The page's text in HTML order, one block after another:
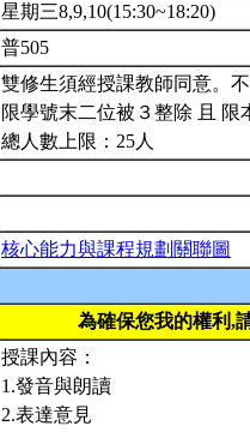
星期三8,9,10(15:30~18:20)
普505
雙修生須經授課教師同意。
限學號末二位被３整除 且
總人數上限：25人
核心能力與課程規劃關聯圖
為確保您我的權利,
授課內容：
1.發音與朗讀
2.表達意見